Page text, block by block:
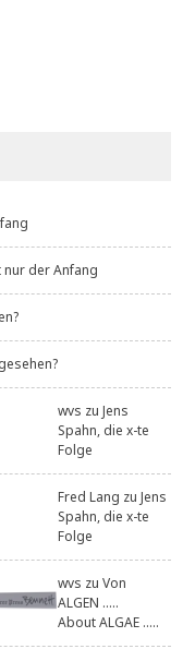
der Anfang
wvs zuJens
Spahn, die x-te
Folge
Fred Lang zuJens
Spahn, die x-te
Folge
wvs zuVon
ALGEN .....
About ALGAE .....